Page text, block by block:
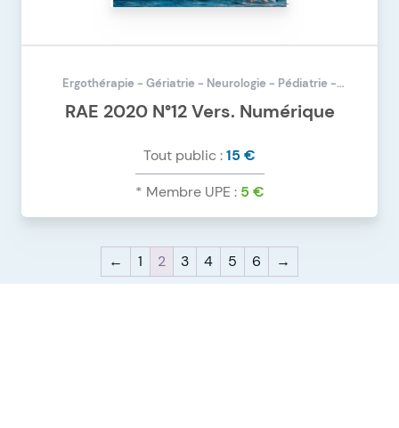
Ergothérapie - Gériatrie - Neurologie - Pédiatrie -
RAE 2020 N°12 Vers. Numérique
Tout public :15 €
* Membre UPE : 5 €
DÉTAILS DU PRODUIT
RAE 2020 N°12 VERS. NUMÉRIQUE
← 1 2 3 4 5 6 →